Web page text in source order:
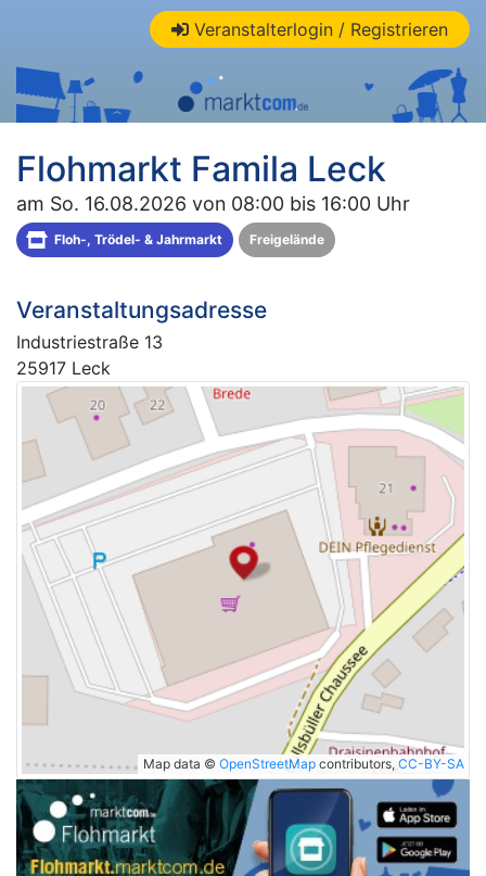
Veranstalterlogin / Registrieren
Flohmarkt Famila Leck
am So. 16.08.2026 von 08:00 bis 16:00 Uhr
Floh-, Trödel- & Jahrmarkt Freigelände
Veranstaltungsadresse
Industriestraße 13
25917 Leck
Map data © OpenStreetMap contributors, CC-BY-SA